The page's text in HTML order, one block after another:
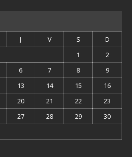
J V S
D
1
2
6 7 8
9
13 14 15
16
20 21 22
23
27 28 29
30